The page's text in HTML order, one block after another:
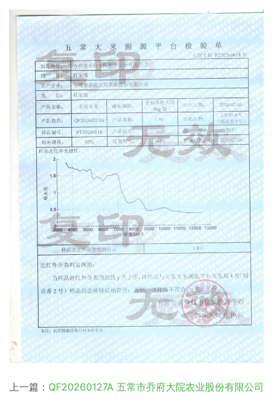
上一篇： QF20260127A 五常市乔府大院农业股份有限公司